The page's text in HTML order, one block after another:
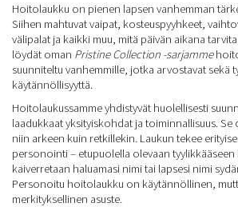
Hoitolaukku on pienen lapsen vanhemman
Siihen mahtuvat vaipat, kosteuspyyhkeet,
välipalat ja kaikki muu, mitä päivän aikana
löydät oman Pristine Collection -sarjamme
suunniteltu vanhemmille, jotka arvostavat sekä
käytännöllisyyttä.
Hoitolaukussamme yhdistyvät huolellisesti
laadukkaat yksityiskohdat ja toiminnallisuus.
niin arkeen kuin retkillekin. Laukun tekee
personointi – etupuolella olevaan tyylikkääseen
kaiverretaan haluamasi nimi tai lapsesi nimi
Personoitu hoitolaukku on käytännöllinen,
merkityksellinen asuste.